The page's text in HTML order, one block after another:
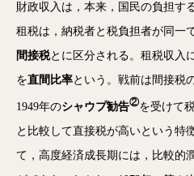
財政収入は，本来，国民の負担す
租税は，納税者と税負担者が同一
間接税とに区分される。租税収入
を直間比率という。戦前は間接税
1949年のシャウプ勧告②を受けて
と比較して直接税が高いという特
て，高度経済成長期には，比較的